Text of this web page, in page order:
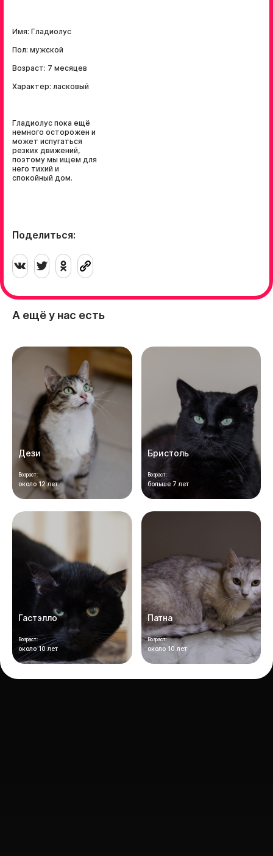
Имя: Гладиолус
Пол: мужской
Возраст: 7 месяцев
Характер: ласковый
Гладиолус пока ещё
немного осторожен и
может испугаться
резких движений,
поэтому мы ищем для
него тихий и
спокойный дом.
Поделиться:
А ещё у нас есть
Дези
Возраст:
около 12 лет
Бристоль
Возраст:
больше 7 лет
Гастэлло
Возраст:
около 10 лет
Патна
Возраст:
около 10 лет